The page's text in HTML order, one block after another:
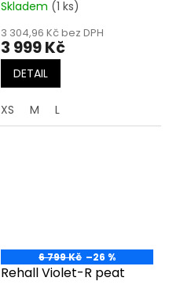
Skladem (1 ks)
3 304,96 Kč bez DPH
3 999 Kč
DETAIL
XS M L
6 799 Kč –26 %
Rehall Violet-R peat